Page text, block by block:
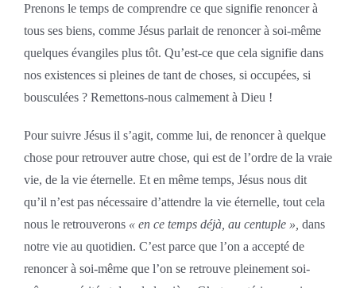
Prenons le temps de comprendre ce que signifie renoncer à
tous ses biens, comme Jésus parlait de renoncer à soi-même
quelques évangiles plus tôt. Qu’est-ce que cela signifie dans
nos existences si pleines de tant de choses, si occupées, si
bousculées ? Remettons-nous calmement à Dieu !
Pour suivre Jésus il s’agit, comme lui, de renoncer à quelque
chose pour retrouver autre chose, qui est de l’ordre de la vraie
vie, de la vie éternelle. Et en même temps, Jésus nous dit
qu’il n’est pas nécessaire d’attendre la vie éternelle, tout cela
nous le retrouverons « en ce temps déjà, au centuple », dans
notre vie au quotidien. C’est parce que l’on a accepté de
renoncer à soi-même que l’on se retrouve pleinement soi-